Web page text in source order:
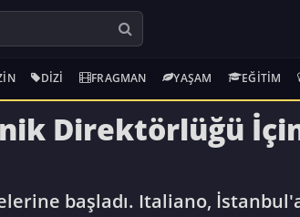
DIZI FRAGMAN YAŞAM EĞITIM
Direktörlüğü
başladı. Italiano,